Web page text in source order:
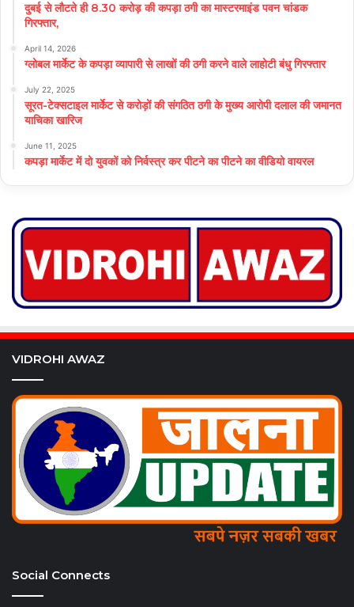
दुबई से लौटते ही 8.30 करोड़ की कपड़ा ठगी का मास्टरमाइंड पवन चांडक
गिरफ्तार,
April 14, 2026
ग्लोबल मार्केट के कपड़ा व्यापारी से लाखों की ठगी करने वाले लाहोटी बंधु गिरफ्तार
July 22, 2025
सूरत-टेक्सटाइल मार्केट से करोड़ों की संगठित ठगी के मुख्य आरोपी दलाल की जमानत
याचिका खारिज
June 11, 2025
कपड़ा मार्केट में दो युवकों को निर्वस्त्र कर पीटने का पीटने का वीडियो वायरल
VIDROHI AWAZ
Social Connects